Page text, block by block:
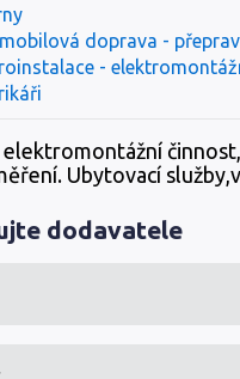
doprava -
-
Ubytovací
dodavatele